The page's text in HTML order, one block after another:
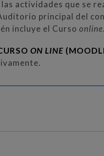
actividades que se
principal del
incluye el Curso online.
ON LINE